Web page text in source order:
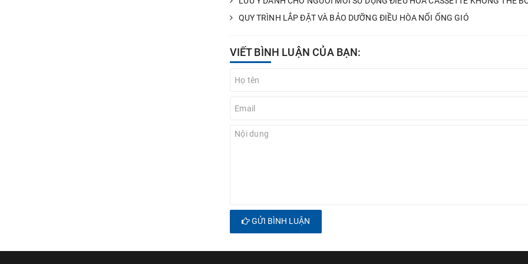
QUY TRÌNH LẮP ĐẶT VÀ BẢO DƯỠNG ĐIỀU HÒA NỐI ỐNG GIÓ
VIẾT BÌNH LUẬN CỦA BẠN:
GỬI BÌNH LUẬN